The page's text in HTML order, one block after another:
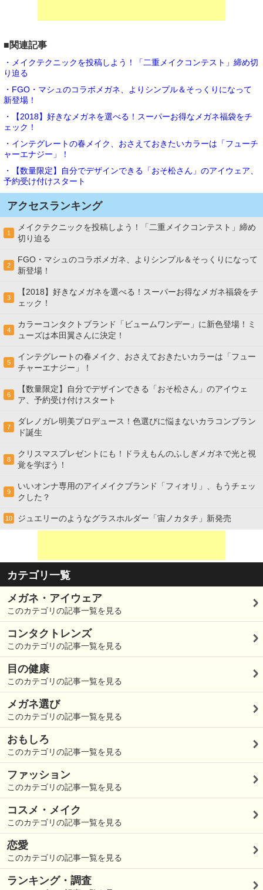
■関連記事
・メイクテクニックを投稿しよう！「二重メイクコンテスト」締め切
り迫る
・FGO・マシュのコラボメガネ、よりシンプル＆そっくりになって
新登場！
・【2018】好きなメガネを選べる！スーパーお得なメガネ福袋をチ
ェック！
・インテグレートの春メイク、おさえておきたいカラーは「フューチ
ャーエナジー」！
・【数量限定】自分でデザインできる「おそ松さん」のアイウェア、
予約受け付けスタート
アクセスランキング
1
メイクテクニックを投稿しよう！「二重メイクコンテスト」締め
切り迫る
2
FGO・マシュのコラボメガネ、よりシンプル＆そっくりになって
新登場！
3
【2018】好きなメガネを選べる！スーパーお得なメガネ福袋をチ
ェック！
4
カラーコンタクトブランド「ビュームワンデー」に新色登場！ミ
ューズは本田翼さんに決定！
5
インテグレートの春メイク、おさえておきたいカラーは「フュー
チャーエナジー」！
6
【数量限定】自分でデザインできる「おそ松さん」のアイウェ
ア、予約受け付けスタート
7
ダレノガレ明美プロデュース！色選びに悩まないカラコンブラン
ド誕生
8
クリスマスプレゼントにも！ドラえもんのふしぎメガネで光と視
覚を学ぼう！
9
いいオンナ専用のアイメイクブランド「フィオリ」、もうチェッ
クした？
10 ジュエリーのようなグラスホルダー「宙ノカタチ」新発売
カテゴリ一覧
メガネ・アイウェア
このカテゴリの記事一覧を見る
コンタクトレンズ
このカテゴリの記事一覧を見る
目の健康
このカテゴリの記事一覧を見る
メガネ選び
このカテゴリの記事一覧を見る
おもしろ
このカテゴリの記事一覧を見る
ファッション
このカテゴリの記事一覧を見る
コスメ・メイク
このカテゴリの記事一覧を見る
恋愛
このカテゴリの記事一覧を見る
ランキング・調査